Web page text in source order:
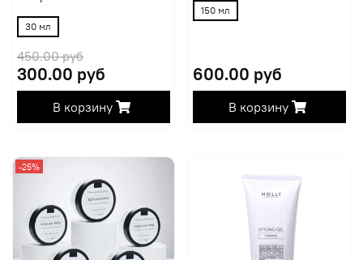
30 мл
450.00 руб
300.00 руб
В корзину
150 мл
600.00 руб
В корзину
-25%